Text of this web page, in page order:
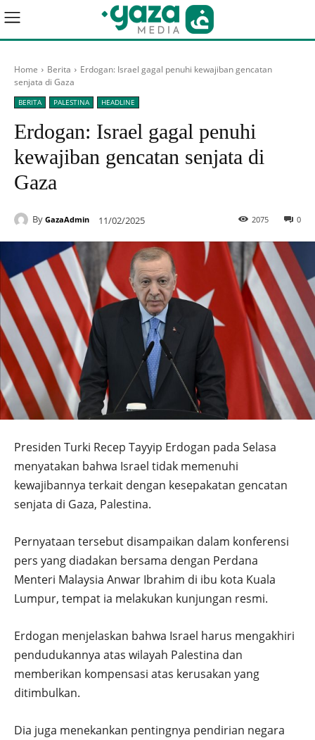
Home Berita
Erdogan: Israel gagal penuhi kewajiban gencatan
senjata di Gaza
BERITA PALESTINA HEADLINE
Erdogan: Israel gagal penuhi
kewajiban gencatan senjata di
Gaza
By GazaAdmin 11/02/2025 0
2075
Presiden Turki Recep Tayyip Erdogan pada Selasa
menyatakan bahwa Israel tidak memenuhi
kewajibannya terkait dengan kesepakatan gencatan
senjata di Gaza, Palestina.
Pernyataan tersebut disampaikan dalam konferensi
pers yang diadakan bersama dengan Perdana
Menteri Malaysia Anwar Ibrahim di ibu kota Kuala
Lumpur, tempat ia melakukan kunjungan resmi.
Erdogan menjelaskan bahwa Israel harus mengakhiri
pendudukannya atas wilayah Palestina dan
memberikan kompensasi atas kerusakan yang
ditimbulkan.
Dia juga menekankan pentingnya pendirian negara